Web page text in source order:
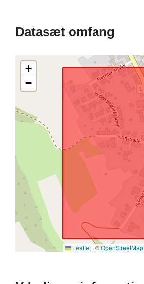
Datasæt omfang
+
−
Leaflet | ©OpenStreetMap